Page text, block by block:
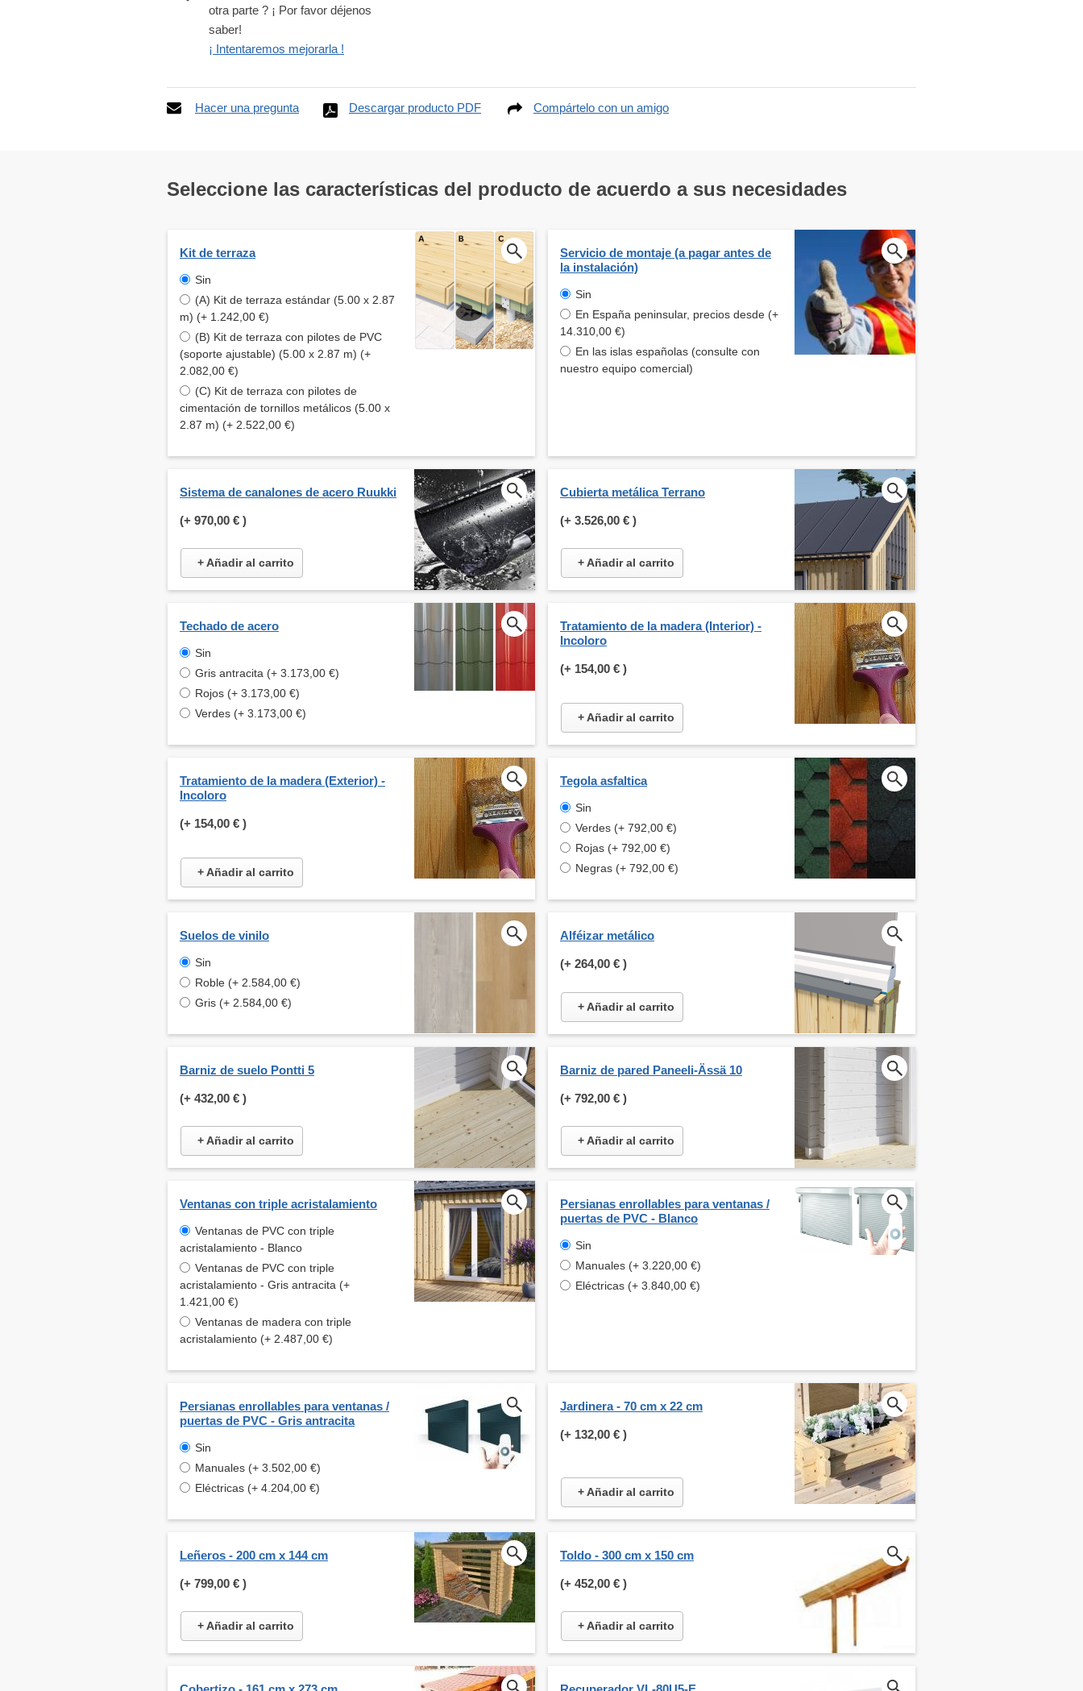
otra parte ? ¡ Por favor déjenos
saber!
¡ Intentaremos mejorarla !
Hacer una pregunta Descargar producto PDF Compártelo con un amigo
Seleccione las características del producto de acuerdo a sus necesidades
Kit de terraza
Sin
(A) Kit de terraza estándar (5.00 x 2.87
m) (+ 1.242,00 €)
(B) Kit de terraza con pilotes de PVC
(soporte ajustable) (5.00 x 2.87 m) (+
2.082,00 €)
(C) Kit de terraza con pilotes de
cimentación de tornillos metálicos (5.00 x
2.87 m) (+ 2.522,00 €)
Servicio de montaje (a pagar antes de
la instalación)
Sin
En España peninsular, precios desde (+
14.310,00 €)
En las islas españolas (consulte con
nuestro equipo comercial)
Sistema de canalones de acero Ruukki
(+ 970,00 € )
+ Añadir al carrito
Cubierta metálica Terrano
(+ 3.526,00 € )
+ Añadir al carrito
Techado de acero
Sin
Gris antracita (+ 3.173,00 €)
Rojos (+ 3.173,00 €)
Verdes (+ 3.173,00 €)
Tratamiento de la madera (Interior) -
Incoloro
(+ 154,00 € )
+ Añadir al carrito
Tratamiento de la madera (Exterior) -
Incoloro
(+ 154,00 € )
+ Añadir al carrito
Tegola asfaltica
Sin
Verdes (+ 792,00 €)
Rojas (+ 792,00 €)
Negras (+ 792,00 €)
Suelos de vinilo
Sin
Roble (+ 2.584,00 €)
Gris (+ 2.584,00 €)
Alféizar metálico
(+ 264,00 € )
+ Añadir al carrito
Barniz de suelo Pontti 5
(+ 432,00 € )
+ Añadir al carrito
Barniz de pared Paneeli-Ässä 10
(+ 792,00 € )
+ Añadir al carrito
Ventanas con triple acristalamiento
Ventanas de PVC con triple
acristalamiento - Blanco
Ventanas de PVC con triple
acristalamiento - Gris antracita (+
1.421,00 €)
Ventanas de madera con triple
acristalamiento (+ 2.487,00 €)
Persianas enrollables para ventanas /
puertas de PVC - Blanco
Sin
Manuales (+ 3.220,00 €)
Eléctricas (+ 3.840,00 €)
Persianas enrollables para ventanas /
puertas de PVC - Gris antracita
Sin
Manuales (+ 3.502,00 €)
Eléctricas (+ 4.204,00 €)
Jardinera - 70 cm x 22 cm
(+ 132,00 € )
+ Añadir al carrito
Leñeros - 200 cm x 144 cm
(+ 799,00 € )
+ Añadir al carrito
Toldo - 300 cm x 150 cm
(+ 452,00 € )
+ Añadir al carrito